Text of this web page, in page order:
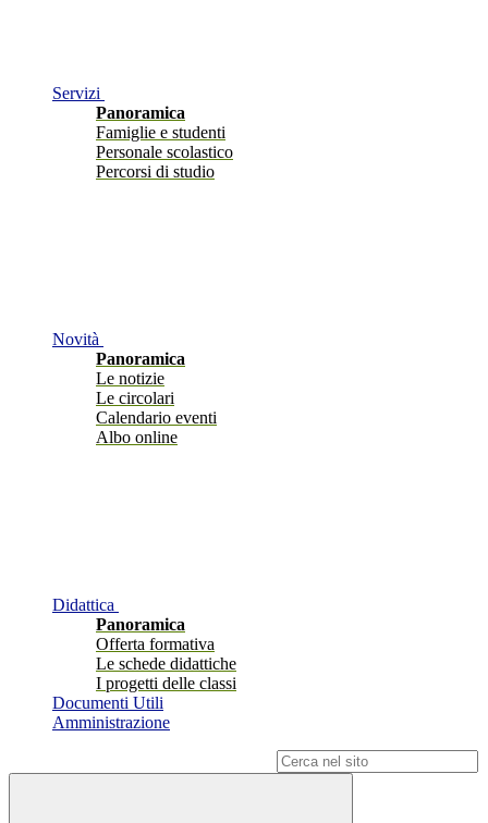
Servizi
Panoramica
Famiglie e studenti
Personale scolastico
Percorsi di studio
Novità
Panoramica
Le notizie
Le circolari
Calendario eventi
Albo online
Didattica
Panoramica
Offerta formativa
Le schede didattiche
I progetti delle classi
Documenti Utili
Amministrazione